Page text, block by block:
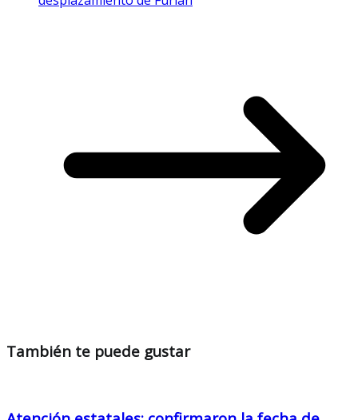
También te puede gustar